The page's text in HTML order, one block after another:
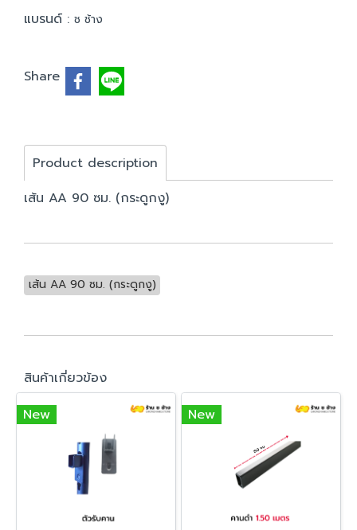
แบรนด์ : ช ช้าง
Share
Product description
เส้น AA 90 ซม. (กระดูกงู)
เส้น AA 90 ซม. (กระดูกงู)
สินค้าเกี่ยวข้อง
New
New